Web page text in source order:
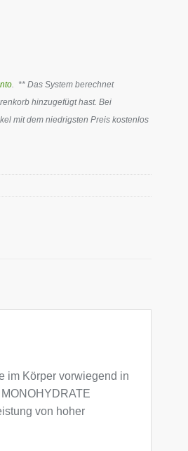
. ** Das System berechnet
hinzugefügt hast. Bei
mit dem niedrigsten Preis kostenlos
im Körper vorwiegend in
von hoher